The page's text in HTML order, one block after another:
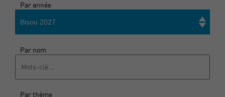
Par année
Bisou 2027
Par nom
Par thème